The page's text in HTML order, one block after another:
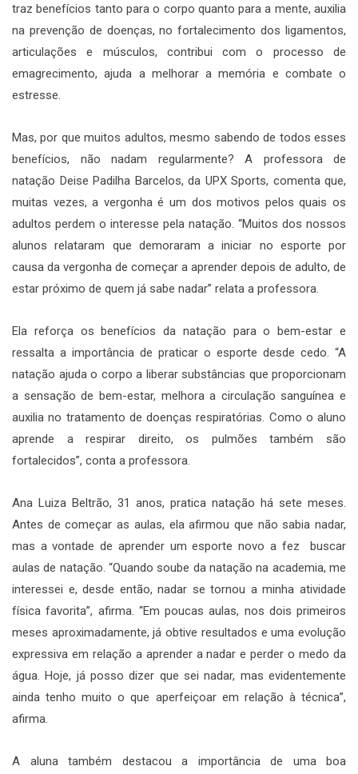
traz benefícios tanto para o corpo quanto para a mente, auxilia
na prevenção de doenças, no fortalecimento dos ligamentos,
articulações e músculos, contribui com o processo de
emagrecimento, ajuda a melhorar a memória e combate o
estresse.
Mas, por que muitos adultos, mesmo sabendo de todos esses
benefícios, não nadam regularmente? A professora de
natação Deise Padilha Barcelos, da UPX Sports, comenta que,
muitas vezes, a vergonha é um dos motivos pelos quais os
adultos perdem o interesse pela natação. “Muitos dos nossos
alunos relataram que demoraram a iniciar no esporte por
causa da vergonha de começar a aprender depois de adulto, de
estar próximo de quem já sabe nadar” relata a professora.
Ela reforça os benefícios da natação para o bem-estar e
ressalta a importância de praticar o esporte desde cedo. “A
natação ajuda o corpo a liberar substâncias que proporcionam
a sensação de bem-estar, melhora a circulação sanguínea e
auxilia no tratamento de doenças respiratórias. Como o aluno
aprende a respirar direito, os pulmões também são
fortalecidos”, conta a professora.
Ana Luiza Beltrão, 31 anos, pratica natação há sete meses.
Antes de começar as aulas, ela afirmou que não sabia nadar,
mas a vontade de aprender um esporte novo a fez buscar
aulas de natação. “Quando soube da natação na academia, me
interessei e, desde então, nadar se tornou a minha atividade
física favorita”, afirma. “Em poucas aulas, nos dois primeiros
meses aproximadamente, já obtive resultados e uma evolução
expressiva em relação a aprender a nadar e perder o medo da
água. Hoje, já posso dizer que sei nadar, mas evidentemente
ainda tenho muito o que aperfeiçoar em relação à técnica”,
afirma.
A aluna também destacou a importância de uma boa